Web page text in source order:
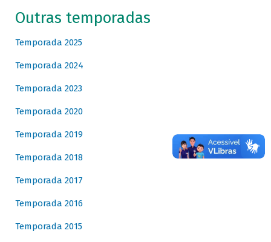
Outras temporadas
Temporada 2025
Temporada 2024
Temporada 2023
Temporada 2020
Temporada 2019
Temporada 2018
Temporada 2017
Temporada 2016
Temporada 2015